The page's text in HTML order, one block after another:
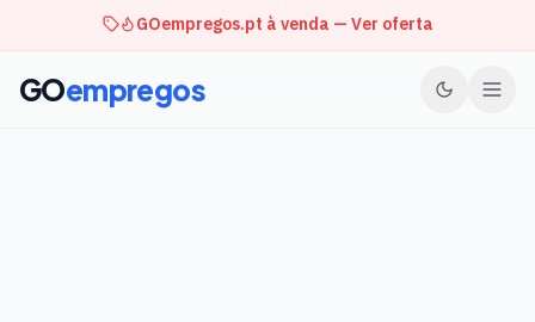
GOempregos.pt à venda — Ver oferta
GOempregos